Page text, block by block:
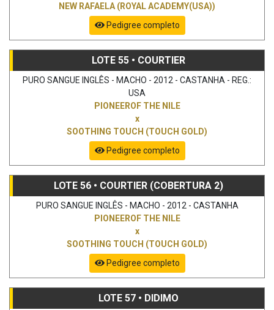
NEW RAFAELA (ROYAL ACADEMY(USA))
Pedigree completo
LOTE 55 • COURTIER
PURO SANGUE INGLÊS - MACHO - 2012 - CASTANHA - REG.:
USA
PIONEEROF THE NILE
x
SOOTHING TOUCH (TOUCH GOLD)
Pedigree completo
LOTE 56 • COURTIER (COBERTURA 2)
PURO SANGUE INGLÊS - MACHO - 2012 - CASTANHA
PIONEEROF THE NILE
x
SOOTHING TOUCH (TOUCH GOLD)
Pedigree completo
LOTE 57 • DIDIMO